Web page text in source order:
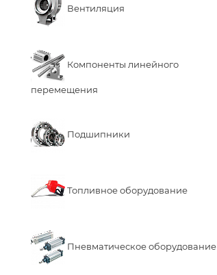
Вентиляция
Компоненты линейного
перемещения
Подшипники
Топливное оборудование
Пневматическое оборудование